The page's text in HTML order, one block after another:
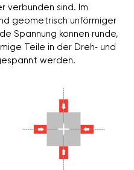
verbunden sind. Im
geometrisch unförmiger
Spannung können runde,
Teile in der Dreh‐ und
werden.